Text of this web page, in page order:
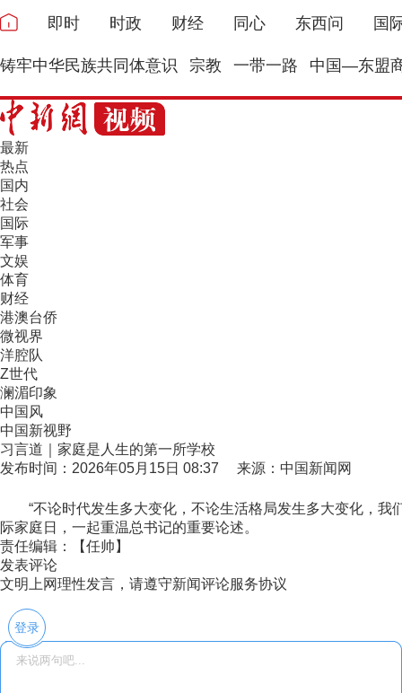
即时 时政 财经 同心 东西问 国
铸牢中华民族共同体意识 宗教 一带一路 中国—东盟
最新
热点
国内
社会
国际
军事
文娱
体育
财经
港澳台侨
微视界
洋腔队
Z世代
澜湄印象
中国风
中国新视野
习言道｜家庭是人生的第一所学校
发布时间：2026年05月15日 08:37 来源：中国新闻网
“不论时代发生多大变化，不论生活格局发生多大变化，我
际家庭日，一起重温总书记的重要论述。
责任编辑：【任帅】
发表评论
文明上网理性发言，请遵守新闻评论服务协议
登录